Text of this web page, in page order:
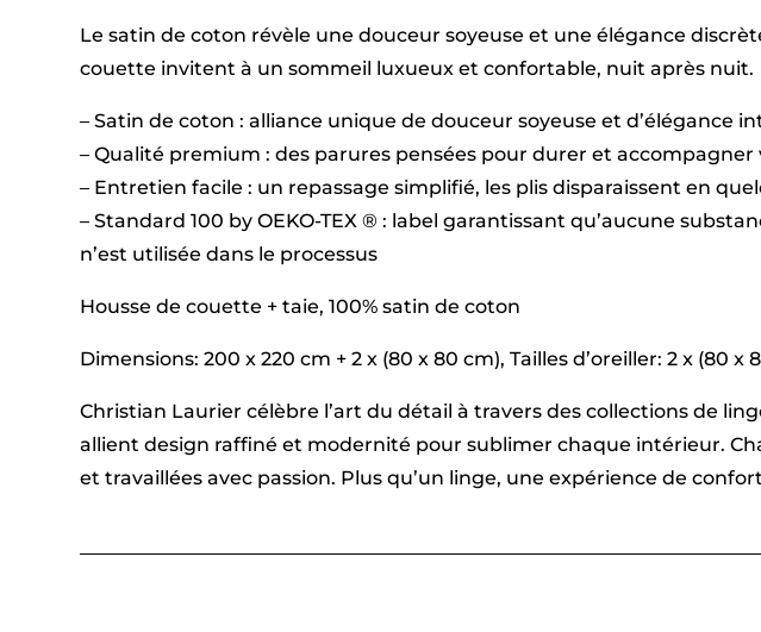
Le satin de coton révèle une douceur soyeuse et une élégance
couette invitent à un sommeil luxueux et confortable, nuit après nuit.
– Satin de coton : alliance unique de douceur soyeuse et d’élégance
– Qualité premium : des parures pensées pour durer et
– Entretien facile : un repassage simplifié, les plis disparaissent en
– Standard 100 by OEKO-TEX ® : label garantissant qu’aucune
n’est utilisée dans le processus
Housse de couette + taie, 100% satin de coton
Dimensions: 200 x 220 cm + 2 x (80 x 80 cm), Tailles d’oreiller: 2 x (80 x
Christian Laurier célèbre l’art du détail à travers des collections de
allient design raffiné et modernité pour sublimer chaque intérieur.
et travaillées avec passion. Plus qu’un linge, une expérience de